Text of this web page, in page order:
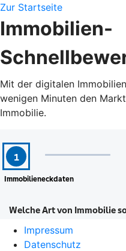
Zur Startseite
Immobilien-
Mit der digitalen
wenigen Minuten den
Immobilie.
Impressum
Datenschutz